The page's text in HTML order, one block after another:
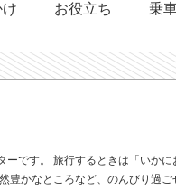
お役立ち 乗
ーです。 旅行するときは「いか
豊かなところなど、のんびり過ご